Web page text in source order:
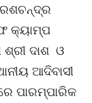
କ୍ୟାମ୍ପ
ଦାଶ ଓ
ଆଦିବାସୀ
ପାରମ୍ପାରିକ